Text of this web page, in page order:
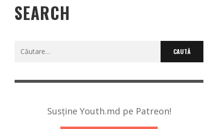
SEARCH
Susține Youth.md pe Patreon!